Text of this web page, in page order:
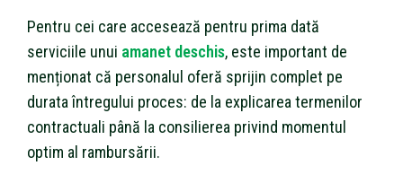
Pentru cei care accesează pentru prima dată
serviciile unui amanet deschis, este important de
menționat că personalul oferă sprijin complet pe
durata întregului proces: de la explicarea termenilor
contractuali până la consilierea privind momentul
optim al rambursării.